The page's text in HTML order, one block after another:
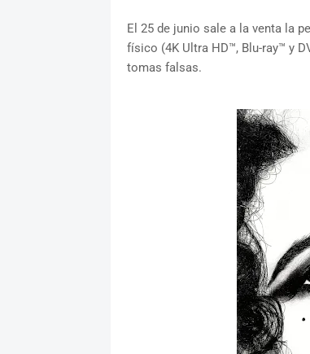
El 25 de junio sale a la venta la
físico (4K Ultra HD™, Blu-ray™ y
tomas falsas.